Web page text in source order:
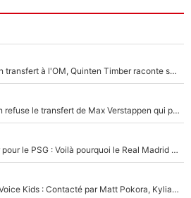
En plein cauchemar après son transfert à l'OM, Quinten Timber raconte ses doutes après sa signature à Marseille
F1 - Une légende de McLaren refuse le transfert de Max Verstappen qui pourrait «faire des vagues» et plomber l'ambiance dans l'équipe
Yan Diomandé était trop cher pour le PSG : Voilà pourquoi le Real Madrid a accepté de payer la somme record de 140M€ pour boucler son transfert !
De l'équipe de France à The Voice Kids : Contacté par Matt Pokora, Kylian Mbappé a accepté de jouer un rôle inédit sur TF1 !